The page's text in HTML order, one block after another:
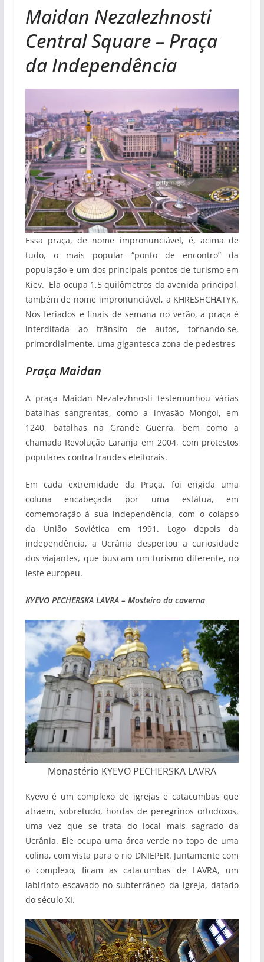
Maidan Nezalezhnosti
Central Square – Praça
da Independência
Essa praça, de nome impronunciável, é, acima de
tudo, o mais popular “ponto de encontro” da
população e um dos principais pontos de turismo em
Kiev. Ela ocupa 1,5 quilômetros da avenida principal,
também de nome impronunciável, a KHRESHCHATYK.
Nos feriados e finais de semana no verão, a praça é
interditada ao trânsito de autos, tornando-se,
primordialmente, uma gigantesca zona de pedestres
Praça Maidan
A praça Maidan Nezalezhnosti testemunhou várias
batalhas sangrentas, como a invasão Mongol, em
1240, batalhas na Grande Guerra, bem como a
chamada Revolução Laranja em 2004, com protestos
populares contra fraudes eleitorais.
Em cada extremidade da Praça, foi erigida uma
coluna encabeçada por uma estátua, em
comemoração à sua independência, com o colapso
da União Soviética em 1991. Logo depois da
independência, a Ucrânia despertou a curiosidade
dos viajantes, que buscam um turismo diferente, no
leste europeu.
KYEVO PECHERSKA LAVRA – Mosteiro da caverna
Monastério KYEVO PECHERSKA LAVRA
Kyevo é um complexo de igrejas e catacumbas que
atraem, sobretudo, hordas de peregrinos ortodoxos,
uma vez que se trata do local mais sagrado da
Ucrânia. Ele ocupa uma área verde no topo de uma
colina, com vista para o rio DNIEPER. Juntamente com
o complexo, ficam as catacumbas de LAVRA, um
labirinto escavado no subterrâneo da igreja, datado
do século XI.